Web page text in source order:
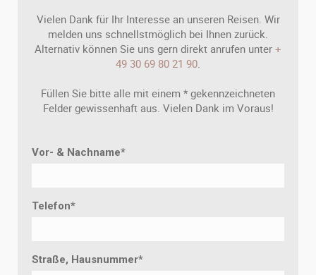
Vielen Dank für Ihr Interesse an unseren Reisen. Wir
melden uns schnellstmöglich bei Ihnen zurück.
Alternativ können Sie uns gern direkt anrufen unter +
49 30 69 80 21 90.
Füllen Sie bitte alle mit einem * gekennzeichneten
Felder gewissenhaft aus. Vielen Dank im Voraus!
Vor- & Nachname*
Telefon*
Straße, Hausnummer*